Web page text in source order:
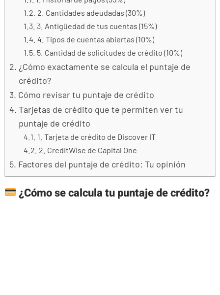
2. Cantidades adeudadas (30%)
3. Antigüedad de tus cuentas (15%)
4. Tipos de cuentas abiertas (10%)
5. Cantidad de solicitudes de crédito (10%)
¿Cómo exactamente se calcula el puntaje de
crédito?
Cómo revisar tu puntaje de crédito
Tarjetas de crédito que te permiten ver tu
puntaje de crédito
1. Tarjeta de crédito de Discover IT
2. CreditWise de Capital One
Factores del puntaje de crédito: Tu opinión
¿Cómo se calcula tu puntaje de crédito?